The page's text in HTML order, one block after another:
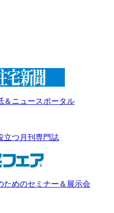
＆ニュースポータル
立つ月刊専門誌
ためのセミナー＆展示会